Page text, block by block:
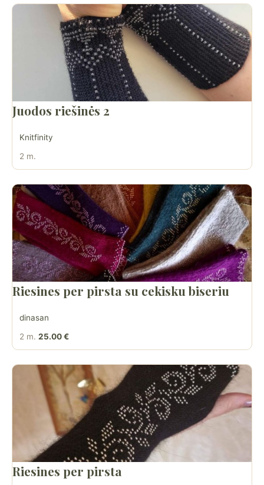
Juodos riešinės 2
Knitfinity
2 m.
Riesines per pirsta su cekisku biseriu
dinasan
2 m. 25.00 €
Riesines per pirsta